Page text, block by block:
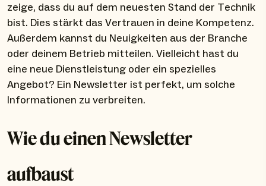
zeige, dass du auf dem neuesten Stand der Technik
bist. Dies stärkt das Vertrauen in deine Kompetenz.
Außerdem kannst du Neuigkeiten aus der Branche
oder deinem Betrieb mitteilen. Vielleicht hast du
eine neue Dienstleistung oder ein spezielles
Angebot? Ein Newsletter ist perfekt, um solche
Informationen zu verbreiten.
Wie du einen Newsletter
aufbaust